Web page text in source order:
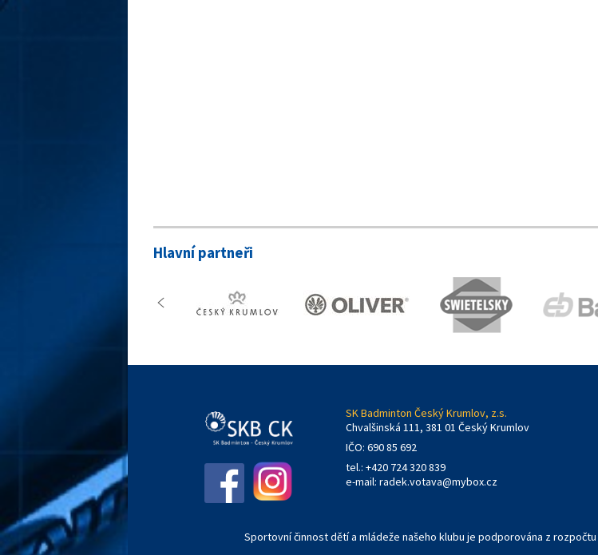
Hlavní partneři
SK Badminton Český Krumlov, z.s.
Chvalšinská 111, 381 01 Český Krumlov
IČO: 690 85 692
tel.: +420 724 320 839
e-mail: radek.votava@mybox.cz
Sportovní činnost dětí a mládeže našeho klubu je podporována z rozpočtu